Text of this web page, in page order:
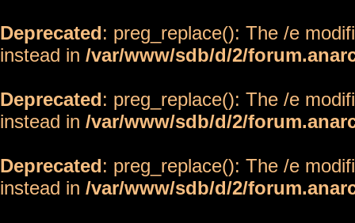
Deprecated: preg_replace(): The /e
instead in /var/www/sdb/d/2/
Deprecated: preg_replace(): The /e
instead in /var/www/sdb/d/2/
Deprecated: preg_replace(): The /e
instead in /var/www/sdb/d/2/